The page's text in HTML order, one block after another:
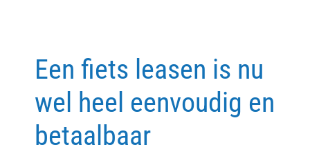
Contact
Een fiets leasen is nu
wel heel eenvoudig en
betaalbaar